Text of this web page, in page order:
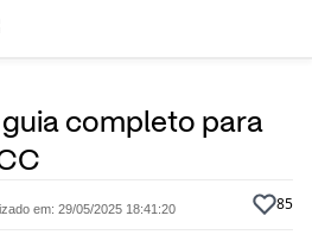
completo para
em: 29/05/2025 18:41:20 85